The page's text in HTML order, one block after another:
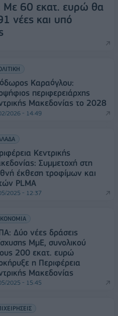
Με 60 εκατ. ευρώ θα
νέες και υπό
Καραόγλου:
περιφερειάρχης
Μακεδονίας το 2028
2026 - 14:49
Κεντρικής
Συμμετοχή στη
έκθεση τροφίμων και
PLMA
2025 - 12:37
Δύο νέες δράσεις
ΜμΕ, συνολικού
200 εκατ. ευρώ
η Περιφέρεια
Μακεδονίας
2025 - 15:45